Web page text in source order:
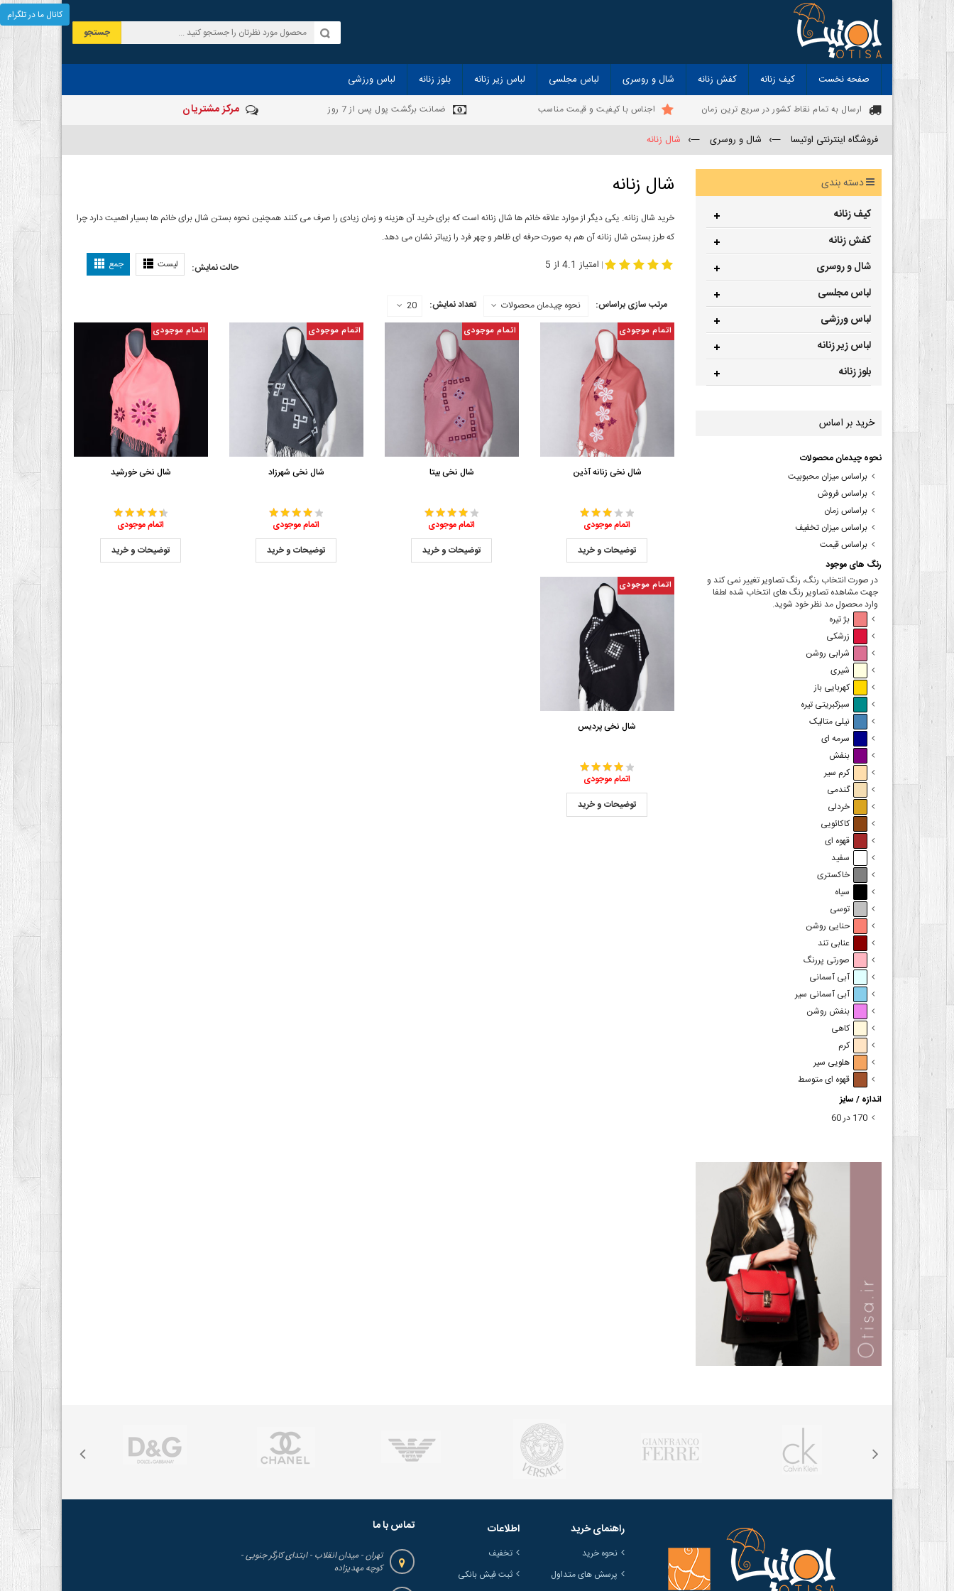
جستجو
صفحه نخست کیف زنانه کفش زنانه شال و روسری لباس مجلسی لباس زیر زنانه بلوز زنانه لباس ورزشی
ارسال به تمام نقاط کشور در سریع ترین زمان اجناس با کیفیت و قیمت مناسب ضمانت برگشت پول پس از 7 روز مرکز مشتریان
فروشگاه اینترنتی اوتیسا —› شال و روسری —› شال زنانه
شال زنانه
خرید شال زنانه. یکی دیگر از موارد علاقه خانم ها شال زنانه است که برای خرید آن هزینه و زمان زیادی را صرف می کنند همچنین نحوه بستن شال برای خانم ها بسیار اهمیت دارد چرا
که طرز بستن شال زنانه آن هم به صورت حرفه ای ظاهر و چهر فرد را زیباتر نشان می دهد.
حالت نمایش: لیست جمع | امتیاز 4.1 از 5
مرتب سازی براساس: نحوه چیدمان محصولات تعداد نمایش: 20
اتمام موجودی
شال نخی زنانه آذین
اتمام موجودی
توضیحات و خرید
اتمام موجودی
شال نخی بیتا
اتمام موجودی
توضیحات و خرید
اتمام موجودی
شال نخی شهرزاد
اتمام موجودی
توضیحات و خرید
اتمام موجودی
شال نخی خورشید
اتمام موجودی
توضیحات و خرید
اتمام موجودی
شال نخی پردیس
اتمام موجودی
توضیحات و خرید
دسته بندی
کیف زنانه
کفش زنانه
شال و روسری
لباس مجلسی
لباس ورزشی
لباس زیر زنانه
بلوز زنانه
خرید بر اساس
نحوه چیدمان محصولات
براساس میزان محبوبیت
براساس فروش
براساس زمان
براساس میزان تخفیف
براساس قیمت
رنگ های موجود
در صورت انتخاب رنگ، رنگ تصاویر تغییر نمی کند و
جهت مشاهده تصاویر رنگ های انتخاب شده لطفا
وارد محصول مد نظر خود شوید.
بژ تیره
زرشکی
شرابی روشن
شیری
کهربایی باز
سبزکبریتی تیره
نیلی متالیک
سرمه ای
بنفش
کرم سیر
گندمی
خردلی
کاکائویی
قهوه ای
سفید
خاکستری
سیاه
توسی
حنایی روشن
عنابی تند
صورتی پررنگ
آبی آسمانی
آبی آسمانی سیر
بنفش روشن
کاهی
کرم
هلویی سیر
قهوه ای متوسط
اندازه / سایز
170 در 60
راهنمای خرید
نحوه خرید
پرسش های متداول
اطلاعات
تخفیف
ثبت فیش بانکی
تماس با ما
تهران - میدان انقلاب - ابتدای کارگر جنوبی -
کوچه مهدیزاده
کانال ما در تلگرام